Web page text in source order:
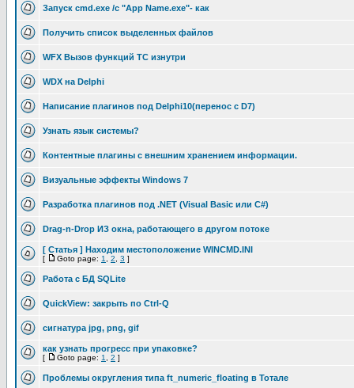
Запуск cmd.exe /c "App Name.exe"- как
Получить список выделенных файлов
WFX Вызов функций TC изнутри
WDX на Delphi
Написание плагинов под Delphi10(перенос с D7)
Узнать язык системы?
Контентные плагины с внешним хранением информации.
Визуальные эффекты Windows 7
Разработка плагинов под .NET (Visual Basic или C#)
Drag-n-Drop ИЗ окна, работающего в другом потоке
[ Статья ] Находим местоположение WINCMD.INI
[ Goto page: 1 2 3 ]
Работа с БД SQLite
QuickView: закрыть по Ctrl-Q
сигнатура jpg, png, gif
как узнать прогресс при упаковке?
[ Goto page: 1 2 ]
Проблемы округления типа ft_numeric_floating в Тотале